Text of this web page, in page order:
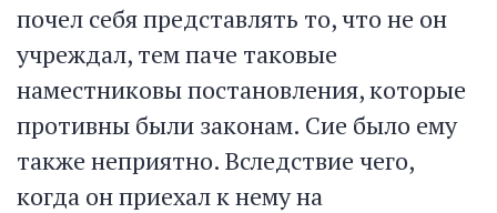
почел себя представлять то, что не он
учреждал, тем паче таковые
наместниковы постановления, которые
противны были законам. Сие было ему
также неприятно. Вследствие чего,
когда он приехал к нему на